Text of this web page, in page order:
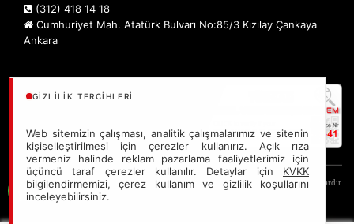
GIZLILIK TERCIHLERI
Web sitemizin çalışması, analitik çalışmalarımız ve sitenin
kişiselleştirilmesi için çerezler kullanırız. Açık rıza
vermeniz halinde reklam pazarlama faaliyetlerimiz için
üçüncü taraf çerezler kullanılır. Detaylar için KVKK
bilgilendirmemizi,çerez kullanımve gizlilik koşullarını
inceleyebilirsiniz.
(312) 418 14 18
Cumhuriyet Mah. Atatürk Bulvarı No:85/3 Kızılay Çankaya
Ankara
Sitemizde anılan tüm fiyatlar, geçerli kartlar ile tek ödemede, en ucuz başlangıç fiyatlardır
ve yeterli kontenjan olması durumunda geçerlidir.